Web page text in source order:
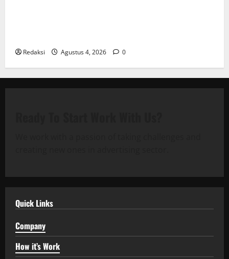
Redaksi Agustus 4, 2026 0
Quick Links
Company
How it’s Work